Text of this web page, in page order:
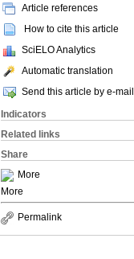
Article references
How to cite this article
SciELO Analytics
Automatic translation
Send this article by e-mail
Indicators
Related links
Share
More
More
Permalink